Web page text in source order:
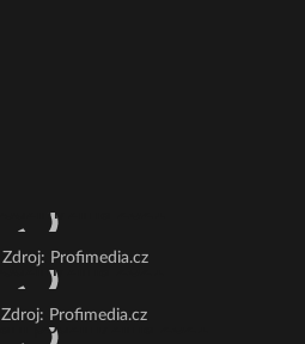
Zdroj: Profimedia.cz
Zdroj: Profimedia.cz